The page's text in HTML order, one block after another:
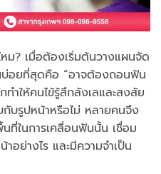
? เมื่อต้องเริ่มต้นวางแผนจัด
อยที่สุดคือ “อาจต้องถอนฟัน
ำให้คนไข้รู้สึกลังเลและสงสัย
บรูปหน้าหรือไม่ หลายคนจึง
ที่ในการเคลื่อนฟันนั้น เชื่อม
อย่างไร และมีความจำเป็น